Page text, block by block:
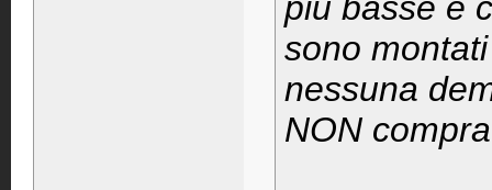
sono
nessuna
NON